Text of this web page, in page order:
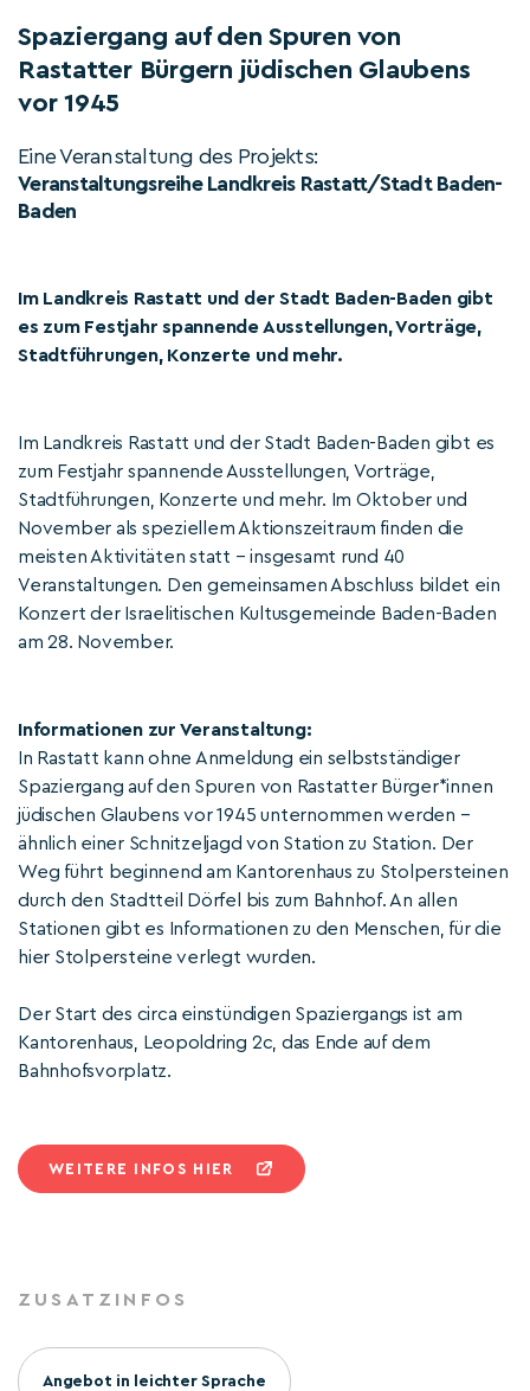
Spaziergang auf den Spuren von
Rastatter Bürgern jüdischen Glaubens
vor 1945
Eine Veranstaltung des Projekts:
Veranstaltungsreihe Landkreis Rastatt/Stadt Baden-
Baden
Im Landkreis Rastatt und der Stadt Baden-Baden gibt
es zum Festjahr spannende Ausstellungen, Vorträge,
Stadtführungen, Konzerte und mehr.
Im Landkreis Rastatt und der Stadt Baden-Baden gibt es
zum Festjahr spannende Ausstellungen, Vorträge,
Stadtführungen, Konzerte und mehr. Im Oktober und
November als speziellem Aktionszeitraum finden die
meisten Aktivitäten statt – insgesamt rund 40
Veranstaltungen. Den gemeinsamen Abschluss bildet ein
Konzert der Israelitischen Kultusgemeinde Baden-Baden
am 28. November.
Informationen zur Veranstaltung:
In Rastatt kann ohne Anmeldung ein selbstständiger
Spaziergang auf den Spuren von Rastatter Bürger*innen
jüdischen Glaubens vor 1945 unternommen werden –
ähnlich einer Schnitzeljagd von Station zu Station. Der
Weg führt beginnend am Kantorenhaus zu Stolpersteinen
durch den Stadtteil Dörfel bis zum Bahnhof. An allen
Stationen gibt es Informationen zu den Menschen, für die
hier Stolpersteine verlegt wurden.
Der Start des circa einstündigen Spaziergangs ist am
Kantorenhaus, Leopoldring 2c, das Ende auf dem
Bahnhofsvorplatz.
WEITERE INFOS HIER
ZUSATZINFOS
Angebot in leichter Sprache